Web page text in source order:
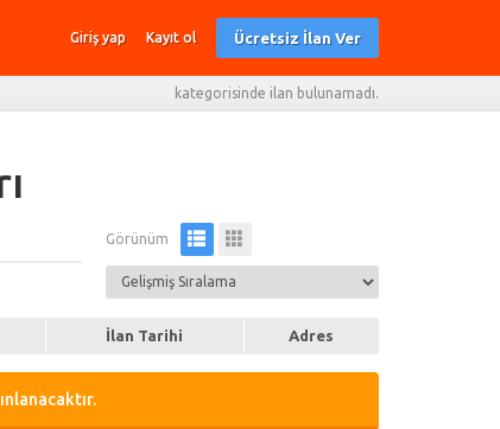
Giriş yap Kayıt ol Ücretsiz İlan Ver
kategorisinde ilan bulunamadı.
Görünüm
İlan Tarihi Adres